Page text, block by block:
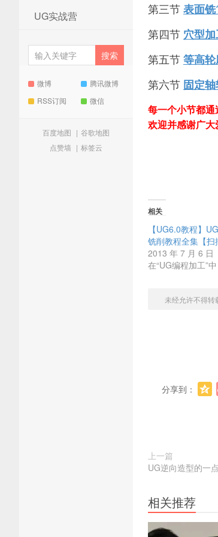
UG实战营
微博
腾讯微博
RSS订阅
微信
百度地图 | 谷歌地图
点赞墙 | 标签云
第三节表面铣
第四节 穴型
第五节等高
第六节 固定
每一个小节都
欢迎并感谢广大
相关
【UG6.0教程】
铣削教程全集【扫
2013 年 7 月 6 日
在“UG编程加工”中
未经允许不得转
分享到：
上一篇
UG逆向造型的一
相关推荐